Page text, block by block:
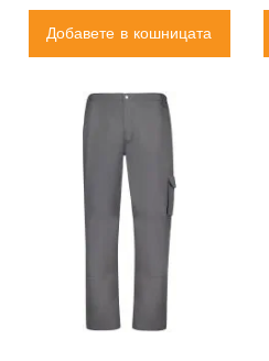
Добавете в кошницата